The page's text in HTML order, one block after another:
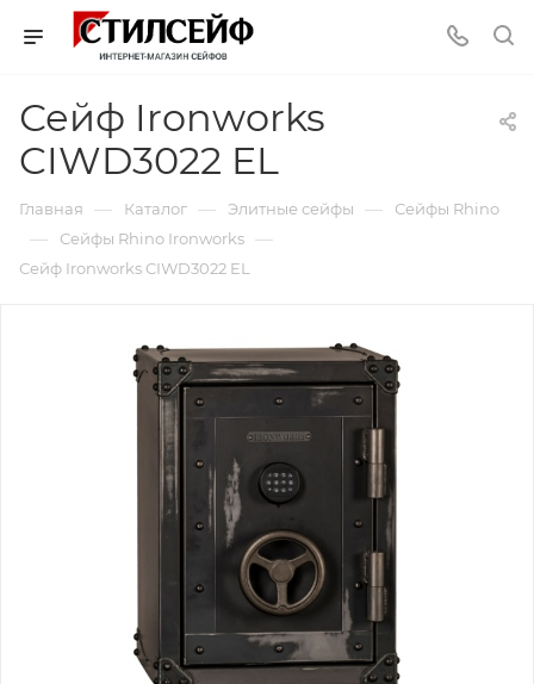
Сейф Ironworks
CIWD3022 EL
Главная — Каталог — Элитные сейфы — Сейфы Rhino
— Сейфы Rhino Ironworks —
Сейф Ironworks CIWD3022 EL